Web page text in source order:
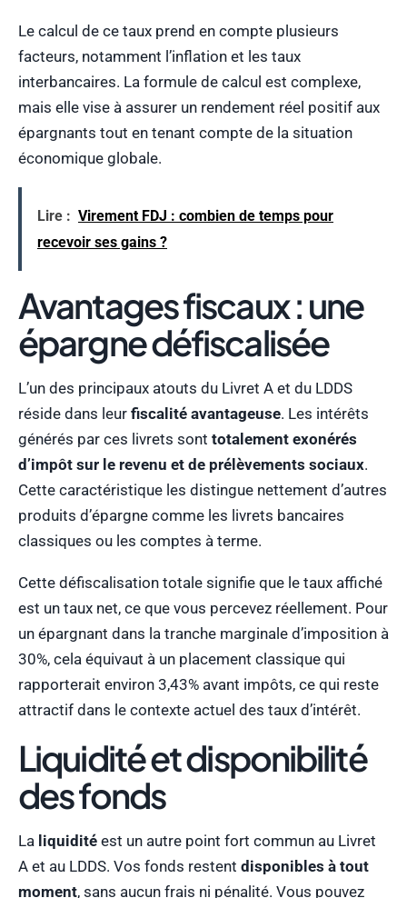
Le calcul de ce taux prend en compte plusieurs
facteurs, notamment l’inflation et les taux
interbancaires. La formule de calcul est complexe,
mais elle vise à assurer un rendement réel positif aux
épargnants tout en tenant compte de la situation
économique globale.
Lire : Virement FDJ : combien de temps pour
recevoir ses gains ?
Avantages fiscaux : une
épargne défiscalisée
L’un des principaux atouts du Livret A et du LDDS
réside dans leur fiscalité avantageuse. Les intérêts
générés par ces livrets sont totalement exonérés
d’impôt sur le revenu et de prélèvements sociaux.
Cette caractéristique les distingue nettement d’autres
produits d’épargne comme les livrets bancaires
classiques ou les comptes à terme.
Cette défiscalisation totale signifie que le taux affiché
est un taux net, ce que vous percevez réellement. Pour
un épargnant dans la tranche marginale d’imposition à
30%, cela équivaut à un placement classique qui
rapporterait environ 3,43% avant impôts, ce qui reste
attractif dans le contexte actuel des taux d’intérêt.
Liquidité et disponibilité
des fonds
La liquidité est un autre point fort commun au Livret
A et au LDDS. Vos fonds restent disponibles à tout
moment, sans aucun frais ni pénalité. Vous pouvez